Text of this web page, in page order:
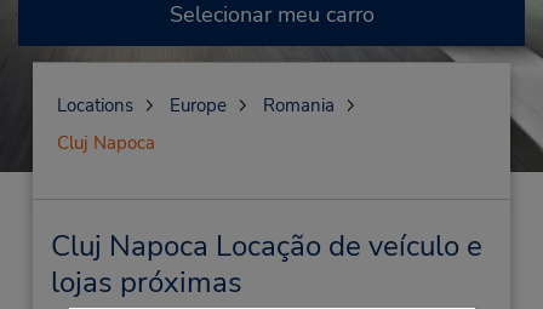
Selecionar meu carro
Locations Europe
Romania
Cluj Napoca
Cluj Napoca Locação de veículo e
lojas próximas